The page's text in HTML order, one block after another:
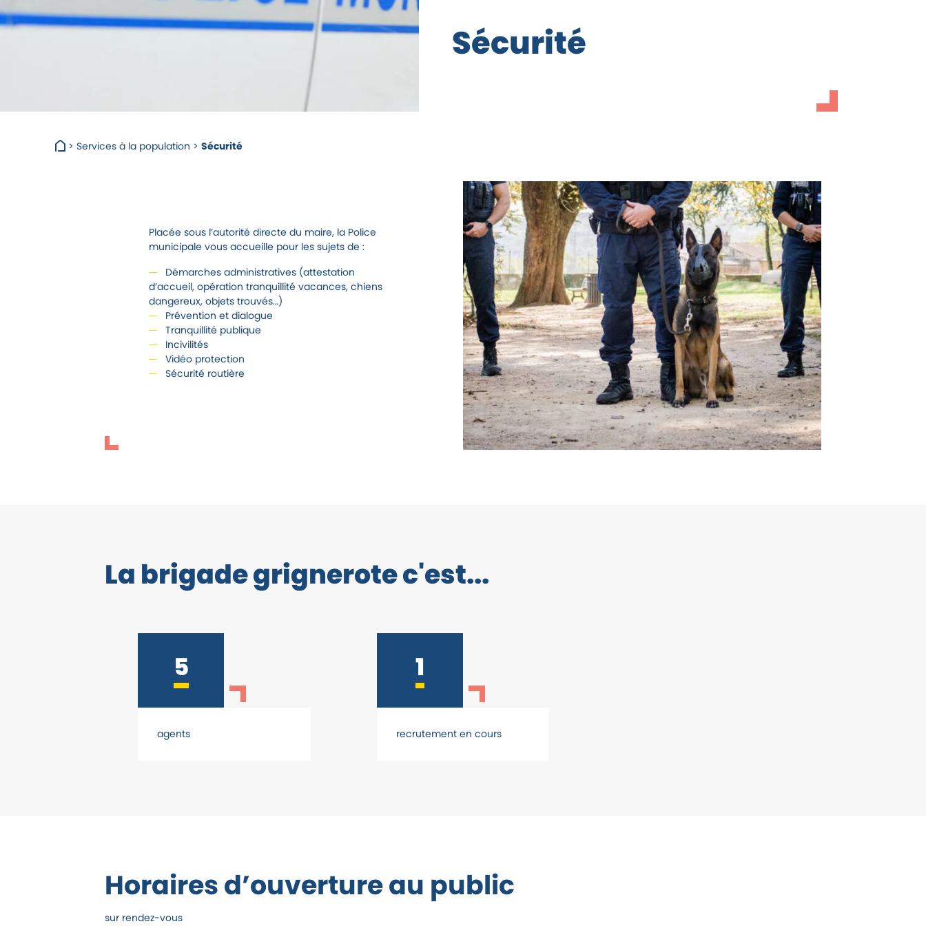
Sécurité
> Services à la population > Sécurité
Placée sous l’autorité directe du maire, la Police
municipale vous accueille pour les sujets de :
Démarches administratives (attestation
d’accueil, opération tranquillité vacances, chiens
dangereux, objets trouvés…)
Prévention et dialogue
Tranquillité publique
Incivilités
Vidéo protection
Sécurité routière
La brigade grignerote c'est...
5
agents
1
recrutement en cours
Horaires d’ouverture au public
sur rendez-vous